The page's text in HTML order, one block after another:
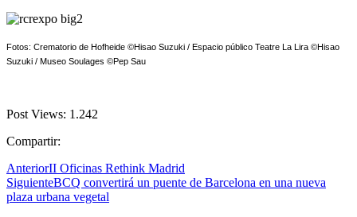
Fotos: Crematorio de Hofheide ©Hisao Suzuki / Espacio público Teatre La Lira ©Hisao
Suzuki / Museo Soulages ©Pep Sau
Post Views: 1.242
Compartir:
AnteriorII Oficinas Rethink Madrid
SiguienteBCQ convertirá un puente de Barcelona en una nueva
plaza urbana vegetal